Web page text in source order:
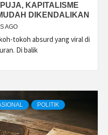
KAPITALISME
DIKENDALIKAN
AGO
tokoh absurd yang viral di
Di balik
POLITIK